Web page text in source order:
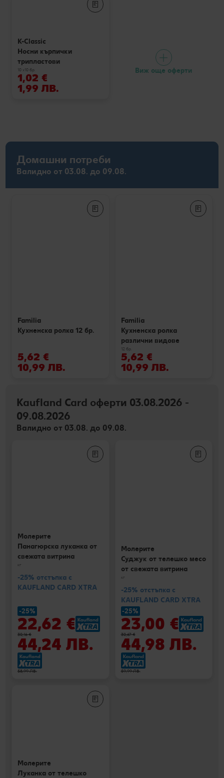
K-Classic
Носни кърпички
трипластови
10 x10 бр.
1,02 €
1,99 ЛВ.
Виж още оферти
Домашни потреби
Валидно от 03.08. до 09.08.
Familia
Кухненска ролка 12 бр.
5,62 €
10,99 ЛВ.
Familia
Кухненска ролка
различни видове
12 бр.
5,62 €
10,99 ЛВ.
Kaufland Card оферти 03.08.2026 -
09.08.2026
Валидно от 03.08. до 09.08.
Молерите
Панагюрска луканка от
свежата витрина
кг
-25% отстъпка с
KAUFLAND CARD XTRA
-25%
22,62 €
30,16 €
44,24 ЛВ.
58,99 ЛВ.
Молерите
Суджук от телешко месо
от свежата витрина
кг
-25% отстъпка с
KAUFLAND CARD XTRA
-25%
23,00 €
30,67 €
44,98 ЛВ.
59,99 ЛВ.
Молерите
Луканка от телешко